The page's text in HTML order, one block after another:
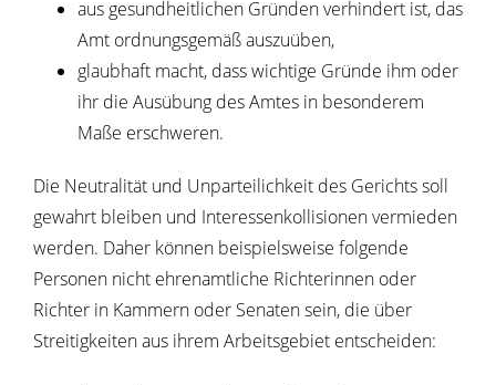
aus gesundheitlichen Gründen verhindert ist, das
Amt ordnungsgemäß auszuüben,
glaubhaft macht, dass wichtige Gründe ihm oder
ihr die Ausübung des Amtes in besonderem
Maße erschweren.
Die Neutralität und Unparteilichkeit des Gerichts soll
gewahrt bleiben und Interessenkollisionen vermieden
werden. Daher können beispielsweise folgende
Personen nicht ehrenamtliche Richterinnen oder
Richter in Kammern oder Senatensein, die über
Streitigkeiten aus ihrem Arbeitsgebiet entscheiden: